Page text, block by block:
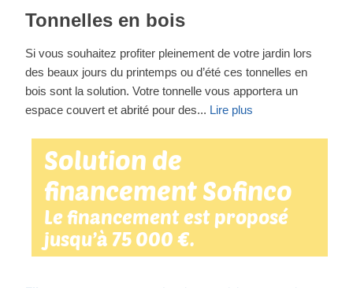
Tonnelles en bois
Si vous souhaitez profiter pleinement de votre jardin lors
des beaux jours du printemps ou d’été ces tonnelles en
bois sont la solution. Votre tonnelle vous apportera un
espace couvert et abrité pour des... Lire plus
Solution de
financement Sofinco
Le financement est proposé
jusqu’à 75 000 €.